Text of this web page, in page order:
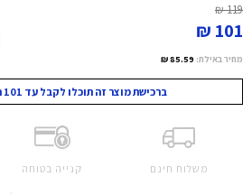
119 ₪
101 ₪
מחיר באילת: 85.59 ₪
ברכישת מוצר זה תוכלו לקבל עד 101 נקודות מועדון!
משלוח חינם קנייה בטוחה